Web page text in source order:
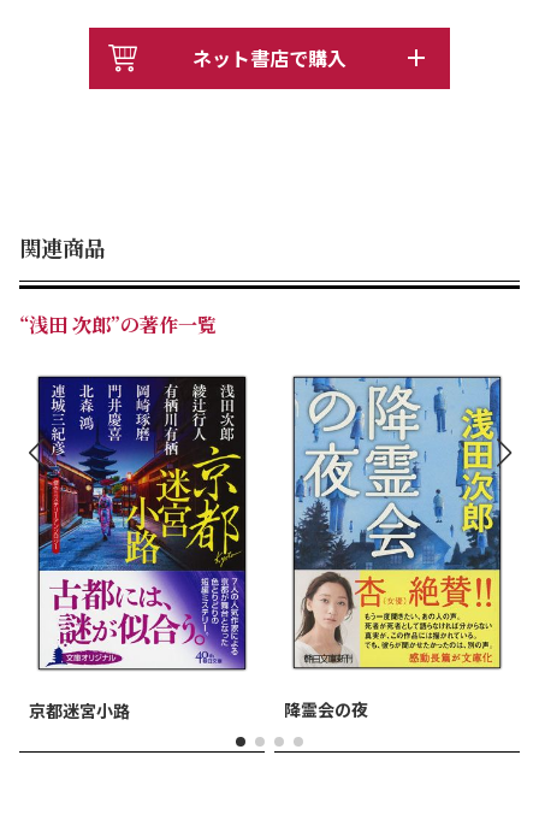
ネット書店で購入
関連商品
“浅田 次郎”の著作一覧
京都迷宮小路 降霊会の夜